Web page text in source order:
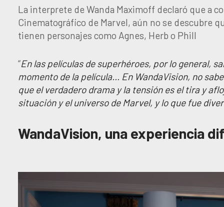
La interprete de Wanda Maximoff declaró que a
Cinematográfico de Marvel, aún no se descubre
tienen personajes como Agnes, Herb o Phill
“En las películas de superhéroes, por lo general,
momento de la película… En WandaVision, no
que el verdadero drama y la tensión es el tira y
situación y el universo de Marvel, y lo que fue
WandaVision, una experiencia